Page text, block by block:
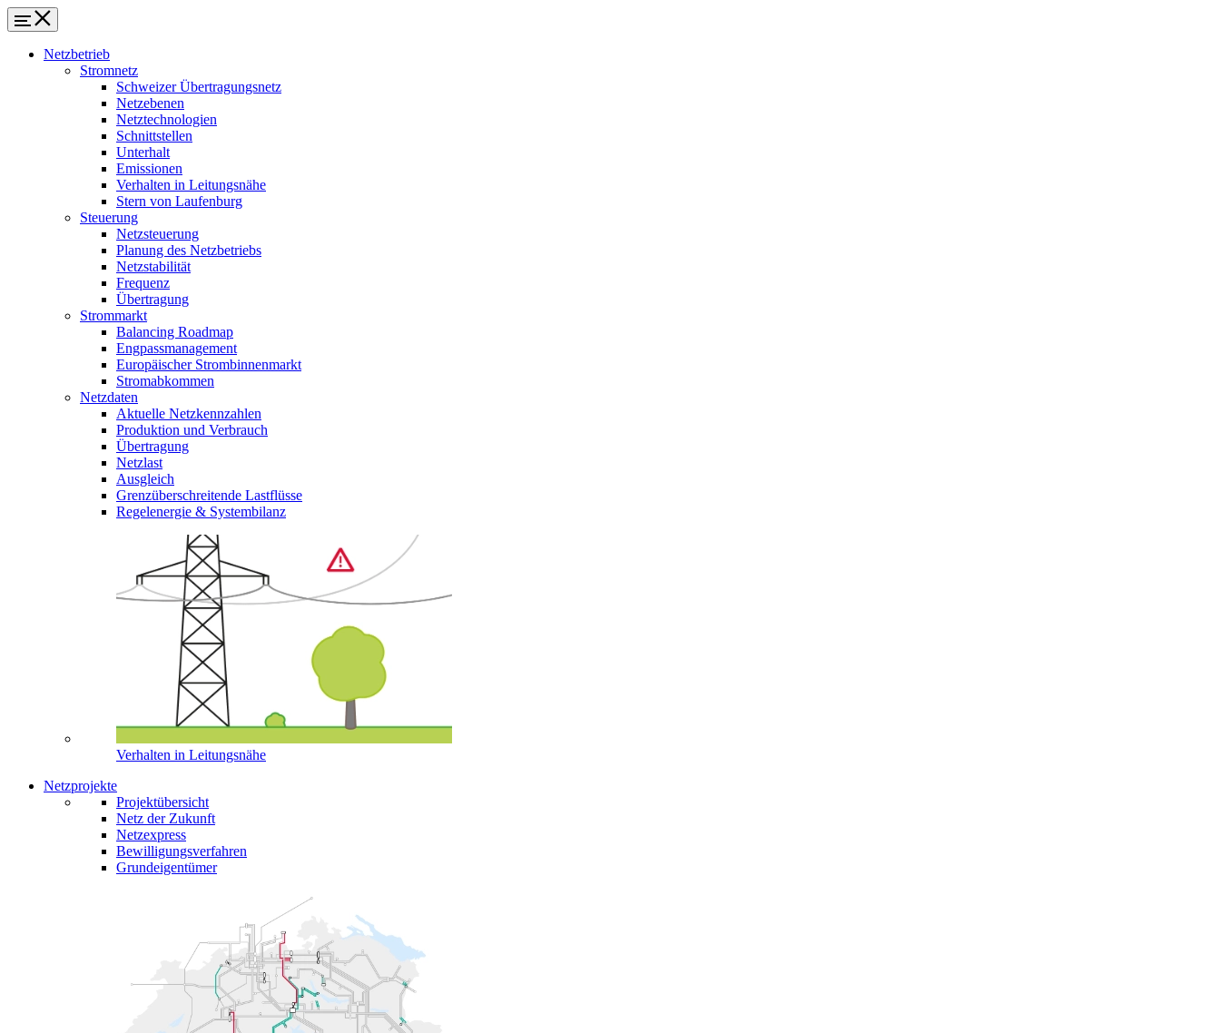
Netzbetrieb
Stromnetz
Schweizer Übertragungsnetz
Netzebenen
Netztechnologien
Schnittstellen
Unterhalt
Emissionen
Verhalten in Leitungsnähe
Stern von Laufenburg
Steuerung
Netzsteuerung
Planung des Netzbetriebs
Netzstabilität
Frequenz
Übertragung
Strommarkt
Balancing Roadmap
Engpassmanagement
Europäischer Strombinnenmarkt
Stromabkommen
Netzdaten
Aktuelle Netzkennzahlen
Produktion und Verbrauch
Übertragung
Netzlast
Ausgleich
Grenzüberschreitende Lastflüsse
Regelenergie & Systembilanz
Verhalten in Leitungsnähe
Netzprojekte
Projektübersicht
Netz der Zukunft
Netzexpress
Bewilligungsverfahren
Grundeigentümer